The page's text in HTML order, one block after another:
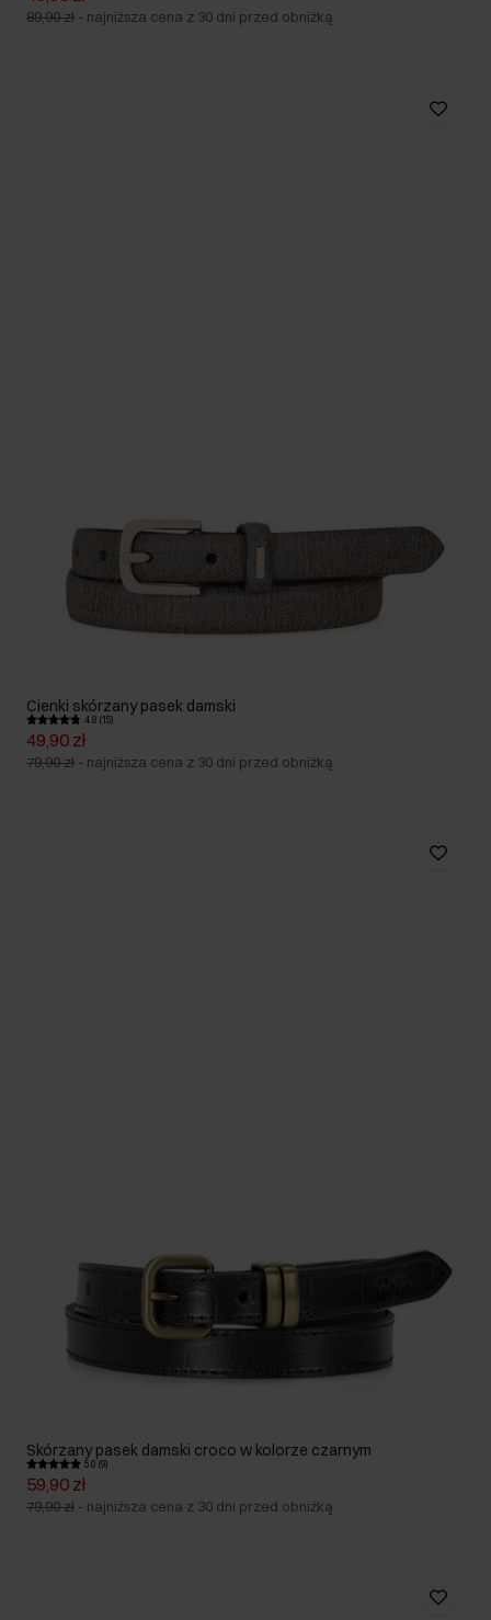
89,90 zł - najniższa cena z 30 dni przed obniżką
Cienki skórzany pasek damski
4.8 (15)
49,90 zł
79,90 zł - najniższa cena z 30 dni przed obniżką
Skórzany pasek damski croco w kolorze czarnym
5.0 (9)
59,90 zł
79,90 zł - najniższa cena z 30 dni przed obniżką